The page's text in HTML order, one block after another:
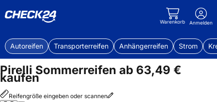
Warenkorb Anmelden
Autoreifen Transporterreifen Anhängerreifen Strom
Pirelli Sommerreifen ab 63,49 €
kaufen
Reifengröße eingeben oder scannen